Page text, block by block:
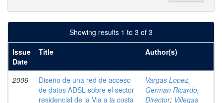
Showing results 1 to 3 of 3
Issue
Date
Title Author(s)
2006
Diseño de una red de acceso
de datos ADSL sobre el sector
residencial de la Via a la costa
Vargas Lopez,
German Ricardo,
Director; Villegas